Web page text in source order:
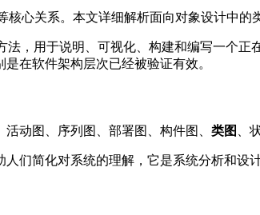
心关系。本文详细解析面向对象设计中的
法，用于说明、可视化、构建和编写一个
在软件架构层次已经被验证有效。
动图、序列图、部署图、构件图、 类图 、
们简化对系统的理解，它是系统分析和设